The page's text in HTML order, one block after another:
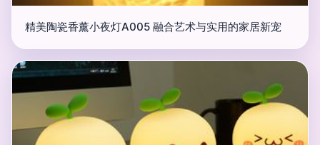
精美陶瓷香薰小夜灯A005 融合艺术与实用的家居新宠